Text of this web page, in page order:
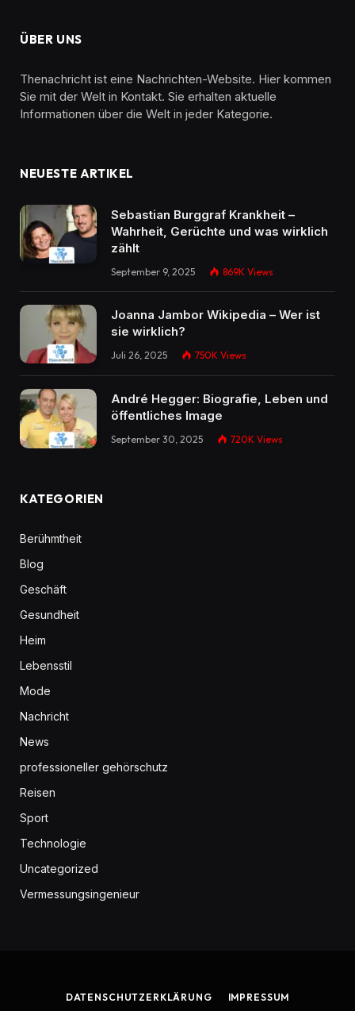
ÜBER UNS
Thenachricht ist eine Nachrichten-Website. Hier kommen
Sie mit der Welt in Kontakt. Sie erhalten aktuelle
Informationen über die Welt in jeder Kategorie.
NEUESTE ARTIKEL
Sebastian Burggraf Krankheit –
Wahrheit, Gerüchte und was wirklich
zählt
September 9, 2025 869K Views
Joanna Jambor Wikipedia – Wer ist
sie wirklich?
Juli 26, 2025 750K Views
André Hegger: Biografie, Leben und
öffentliches Image
September 30, 2025 720K Views
KATEGORIEN
Berühmtheit
Blog
Geschäft
Gesundheit
Heim
Lebensstil
Mode
Nachricht
News
professioneller gehörschutz
Reisen
Sport
Technologie
Uncategorized
Vermessungsingenieur
DATENSCHUTZERKLÄRUNG IMPRESSUM